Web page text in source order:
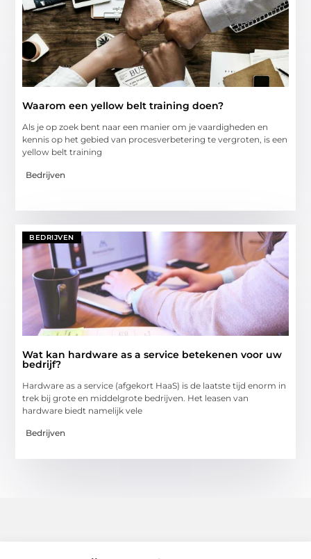
Waarom een yellow belt training doen?
Als je op zoek bent naar een manier om je vaardigheden en
kennis op het gebied van procesverbetering te vergroten, is een
yellow belt training
Bedrijven
BEDRIJVEN
Wat kan hardware as a service betekenen voor uw
bedrijf?
Hardware as a service (afgekort HaaS) is de laatste tijd enorm in
trek bij grote en middelgrote bedrijven. Het leasen van
hardware biedt namelijk vele
Bedrijven